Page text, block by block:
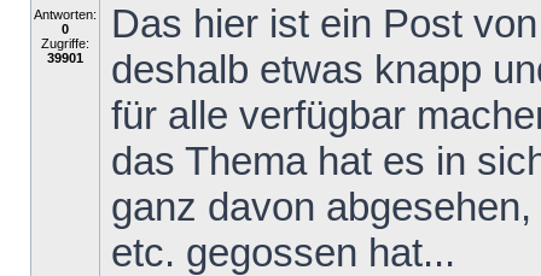
Antworten:
0
Zugriffe:
39901
Das hier ist ein Post
deshalb etwas knapp
für alle verfügbar
das Thema hat es in
ganz davon
etc. gegossen hat...